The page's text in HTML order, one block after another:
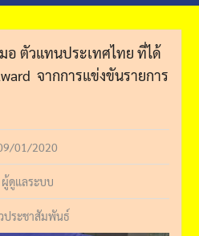
อ​ ตัวแทนประเทศไทย​ ที่ได้
จากการแข่งขันรายการ​
01/2020
ผู้ดูแลระบบ
ประชาสัมพันธ์